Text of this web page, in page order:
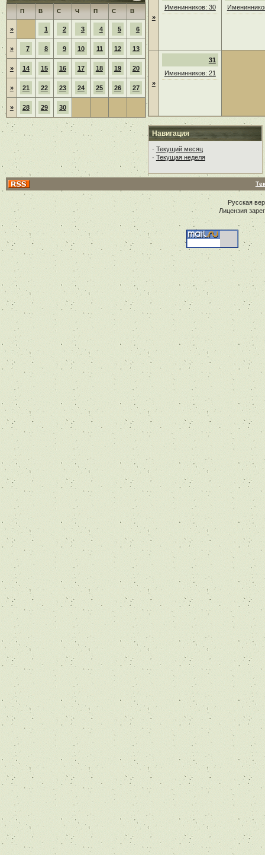
П В С Ч П С В
» 1 2 3 4 5 6
» 7 8 9 10 11 12 13
» 14 15 16 17 18 19 20
» 21 22 23 24 25 26 27
» 28 29 30
»
Именинников: 30
»
31
Именинников: 21
Навигация
· Текущий месяц
· Текущая неделя
Русская
Лицензия